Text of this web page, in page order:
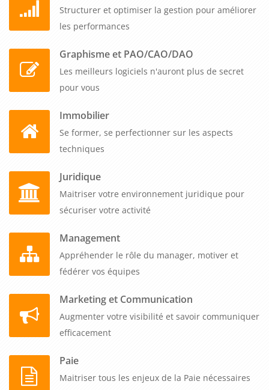
démarre dès un participant, et notre tarif unique couvre
jusqu'à cinq collaborateurs pour un même prix tout inclus.
votre calendrier opérationnel, permettant à vos managers de
développer une palette complète de compétences qui leur
permettent de piloter leurs équipes avec efficacité, de
pression professionnelle pour maintenir performance et
sérénité sur le long terme.
Structurer et optimiser la gestion pour améliorer
les performances
Graphisme et PAO/CAO/DAO
Les meilleurs logiciels n'auront plus de secret
pour vous
Immobilier
Se former, se perfectionner sur les aspects
techniques
Juridique
Maitriser votre environnement juridique pour
sécuriser votre activité
Management
Appréhender le rôle du manager, motiver et
fédérer vos équipes
Marketing et Communication
Augmenter votre visibilité et savoir communiquer
efficacement
Paie
Maitriser tous les enjeux de la Paie nécessaires